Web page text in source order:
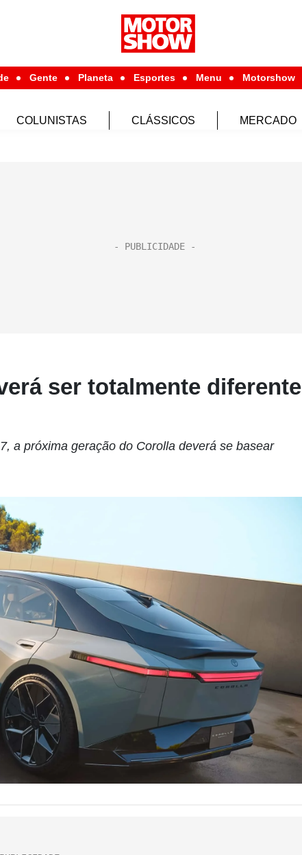
Gente Planeta Esportes Menu Motorshow
COLUNISTAS CLÁSSICOS MERCADO
ser totalmente diferente
a próxima geração do Corolla deverá se basear